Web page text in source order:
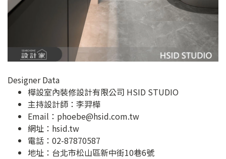
Designer Data
樺設室內裝修設計有限公司 HSID STUDIO
主持設計師：李羿樺
Email： phoebe@hsid.com.tw
網址： hsid.tw
電話：02-87870587
地址： 台北市松山區新中街10巷6號